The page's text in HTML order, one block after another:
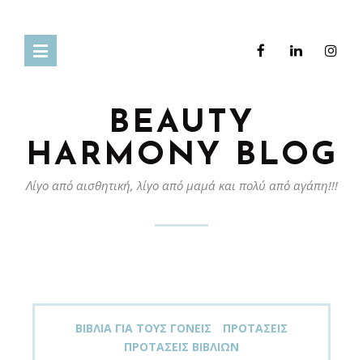
BEAUTY
HARMONY BLOG
Λίγο από αισθητική, λίγο από μαμά και πολύ από αγάπη!!!
ΒΙΒΛΊΑ ΓΙΑ ΤΟΥΣ ΓΟΝΕΊΣ
ΠΡΟΤΆΣΕΙΣ
ΠΡΟΤΆΣΕΙΣ ΒΙΒΛΊΩΝ